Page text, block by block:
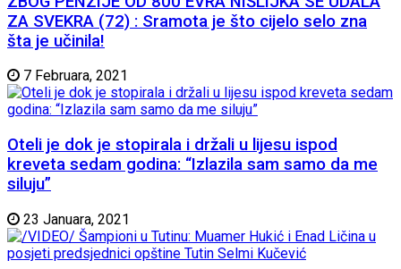
ZA SVEKRA (72) : Sramota je što cijelo selo zna
šta je učinila!
7 Februara, 2021
Oteli je dok je stopirala i držali u lijesu ispod
kreveta sedam godina: “Izlazila sam samo da me
siluju”
23 Januara, 2021